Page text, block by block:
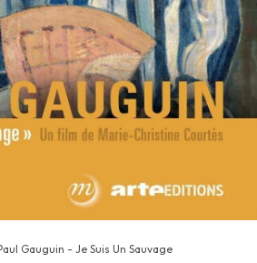
Gauguin - Je Suis Un Sauvage